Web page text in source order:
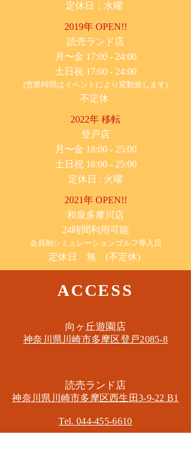
定休日：水曜
2019年 OPEN!!
​読売ランド店
月〜金 17:00 - 24:00
土日祝 17:00 - 24:00
(営業時間はイベントにより変動致します)
不定休
2022年 移転
​登戸店
月〜金 18:00 - 25:00
土日祝 18:00 - 25:00
​定休日 : 火曜
2021年 OPEN!!
​和泉多摩川店
24時間利用可能
​会員制シミュレーションゴルフ導入店
定休日 無 (不定休)
ACCESS
​向ヶ丘遊園店
神奈川県川崎市多摩区​登戸2085-8
​読売ランド店
神奈川県川崎市多摩区​西生田3-9-22 B1
Tel. 044-455-6610